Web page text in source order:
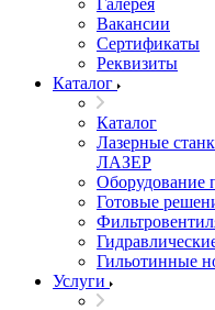
Галерея
Вакансии
Сертификаты
Реквизиты
Каталог
Каталог
Лазерные
ЛАЗЕР
Оборудование
Готовые
Гильотинные
Услуги